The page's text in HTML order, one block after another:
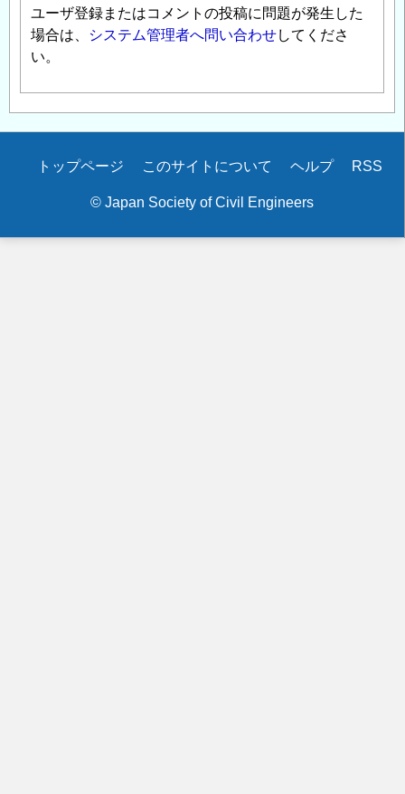
ユーザ登録またはコメントの投稿に問題が発生した
場合は、
システム管理者へ問い合わせしてくださ
い。
Secondary
トップページ このサイトについて ヘルプ RSS
© Japan Society of Civil Engineers